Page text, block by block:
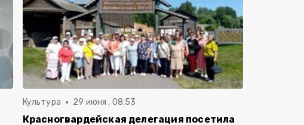
Культура 29 июня , 08:53
Красногвардейская делегация посетила